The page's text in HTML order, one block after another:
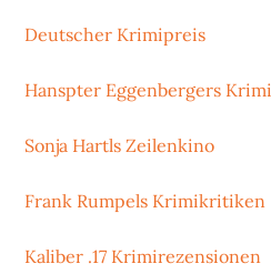
Deutscher Krimipreis
Hanspter Eggenbergers
Sonja Hartls Zeilenkino
Frank Rumpels Krimikritiken
Kaliber .17 Krimirezensionen